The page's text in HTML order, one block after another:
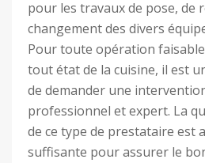
pour les travaux de pose, de
changement des divers
Pour toute opération
tout état de la cuisine, il est
de demander une
professionnel et expert. La
de ce type de prestataire est
suffisante pour assurer le